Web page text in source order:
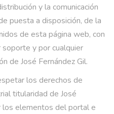
y la comunicación
puesta a disposición, de la
de esta página web, con
soporte y por cualquier
de José Fernández Gil.
los derechos de
titularidad de José
los elementos del portal e